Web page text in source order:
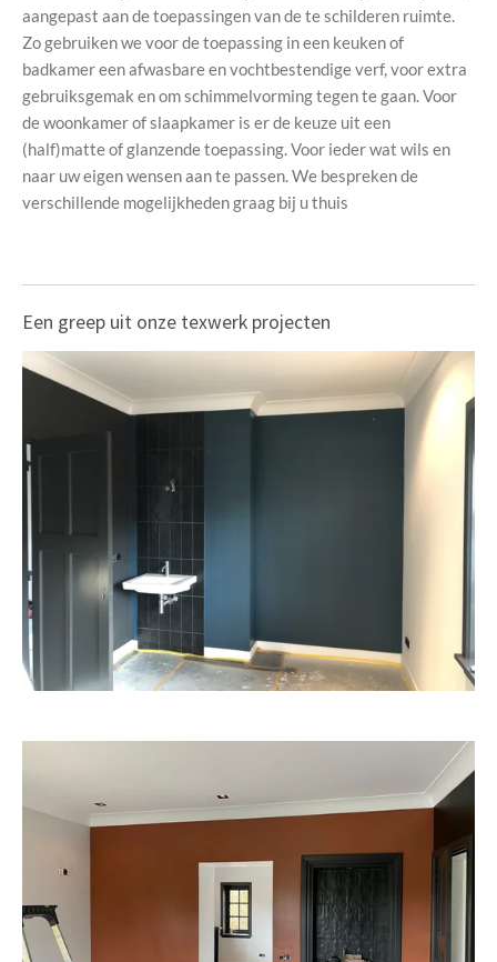
aangepast aan de toepassingen van de te schilderen ruimte.
Zo gebruiken we voor de toepassing in een keuken of
badkamer een afwasbare en vochtbestendige verf, voor extra
gebruiksgemak en om schimmelvorming tegen te gaan. Voor
de woonkamer of slaapkamer is er de keuze uit een
(half)matte of glanzende toepassing. Voor ieder wat wils en
naar uw eigen wensen aan te passen. We bespreken de
verschillende mogelijkheden graag bij u thuis
Een greep uit onze texwerk projecten